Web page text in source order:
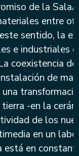
de la
entre
sentido, la
e industriales
coexistencia
de
-en la
de los
en un
está en